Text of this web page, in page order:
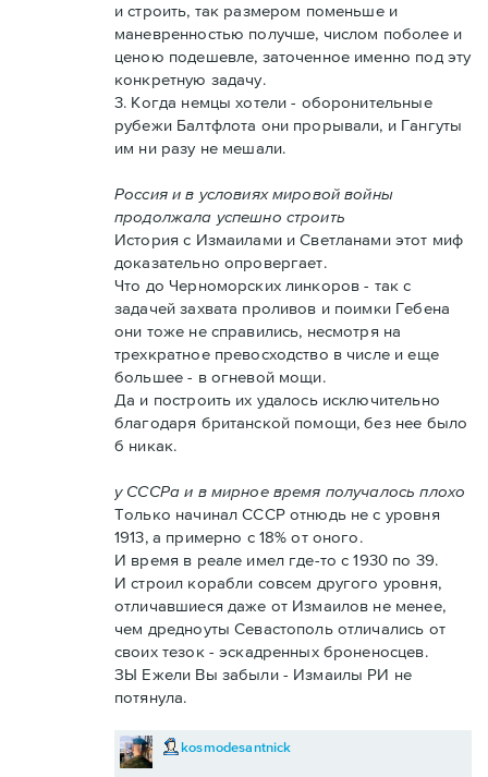
и строить, так размером поменьше и
маневренностью получше, числом поболее и
ценою подешевле, заточенное именно под эту
конкретную задачу.
3. Когда немцы хотели - оборонительные
рубежи Балтфлота они прорывали, и Гангуты
им ни разу не мешали.
Россия и в условиях мировой войны
продолжала успешно строить
История с Измаилами и Светланами этот миф
доказательно опровергает.
Что до Черноморских линкоров - так с
задачей захвата проливов и поимки Гебена
они тоже не справились, несмотря на
трехкратное превосходство в числе и еще
большее - в огневой мощи.
Да и построить их удалось исключительно
благодаря британской помощи, без нее было
б никак.
у СССРа и в мирное время получалось плохо
Только начинал СССР отнюдь не с уровня
1913, а примерно с 18% от оного.
И время в реале имел где-то с 1930 по 39.
И строил корабли совсем другого уровня,
отличавшиеся даже от Измаилов не менее,
чем дредноуты Севастополь отличались от
своих тезок - эскадренных броненосцев.
ЗЫ Ежели Вы забыли - Измаилы РИ не
потянула.
kosmodesantnick